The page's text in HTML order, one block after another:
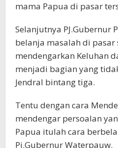
mama Papua di pasar
Selanjutnya PJ.Gubernur
belanja masalah di pasar
mendengarkan Keluhan
menjadi bagian yang
Jendral bintang tiga.
Tentu dengan cara
mendengar persoalan
Papua itulah cara
Pj.Gubernur Waterpauw.